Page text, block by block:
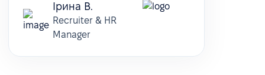
Ірина В.
Recruiter & HR
Manager